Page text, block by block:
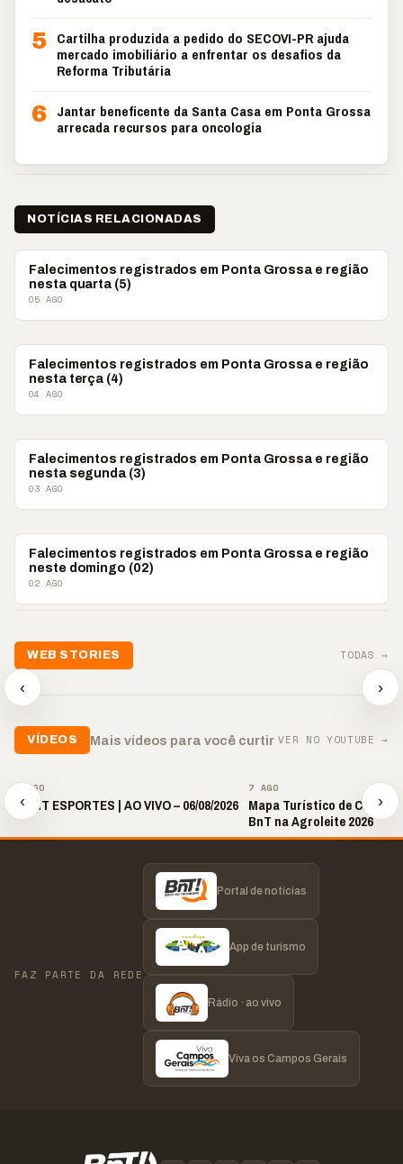
5 Cartilha produzida a pedido do SECOVI-PR ajuda
mercado imobiliário a enfrentar os desafios da
Reforma Tributária
6 Jantar beneficente da Santa Casa em Ponta Grossa
arrecada recursos para oncologia
NOTÍCIAS RELACIONADAS
OBITUÁRIO
Falecimentos registrados em Ponta Grossa e região
nesta quarta (5)
05 AGO
OBITUÁRIO
Falecimentos registrados em Ponta Grossa e região
nesta terça (4)
04 AGO
OBITUÁRIO
Falecimentos registrados em Ponta Grossa e região
nesta segunda (3)
03 AGO
OBITUÁRIO
Falecimentos registrados em Ponta Grossa e região
neste domingo (02)
02 AGO
WEB STORIES TODAS →
‹
🛍️ Atendimento ainda é
o diferencial nas vendas
🔥 “O
custar
›
VÍDEOS Mais vídeos para você curtir VER NO YOUTUBE →
‹
7 AGO
🎙️ BNT ESPORTES | AO VIVO – 06/08/2026
7 AGO
Mapa Turístico de Castro
BnT na Agroleite 2026
›
FAZ PARTE DA REDE
Portal de notícias
App de turismo
Rádio · ao vivo
Viva os Campos Gerais